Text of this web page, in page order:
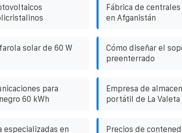
Fábrica de
en Afganistán
solar de 60 W
Cómo diseñar el
preenterrado
para
60 kWh
Empresa de
portátil de La Valeta
especializadas en
Precios de